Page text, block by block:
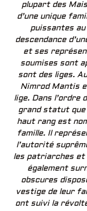
plupart des
d’une unique
puissantes
descendance
et ses
soumises sont
sont des liges.
Nimrod Mantis
lige. Dans l’ordre
grand statut que
haut rang est
famille. Il
l’autorité
les patriarches et
également
obscures
vestige de leur
ont suivi la